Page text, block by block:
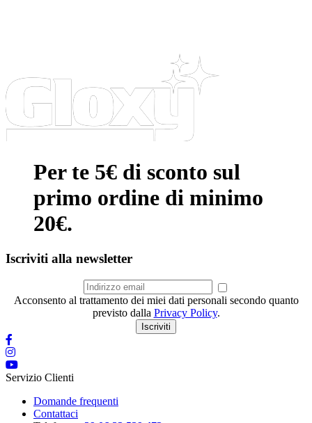
Per te 5€ di sconto sul
primo ordine di minimo
20€.
Iscriviti alla newsletter
Acconsento al trattamento dei miei dati personali secondo quanto
previsto dalla Privacy Policy.
Iscriviti
Servizio Clienti
Domande frequenti
Contattaci